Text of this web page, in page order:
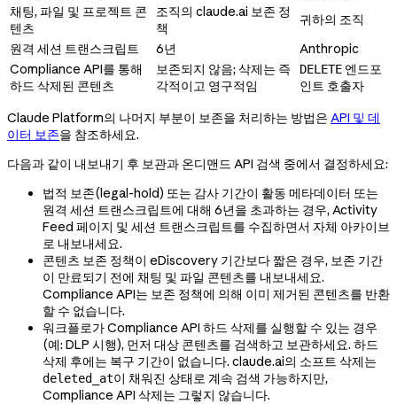
채팅, 파일 및 프로젝트 콘
텐츠
조직의 claude.ai 보존 정
책
귀하의 조직
원격 세션 트랜스크립트
6년
Anthropic
Compliance API를 통해
하드 삭제된 콘텐츠
보존되지 않음; 삭제는 즉
각적이고 영구적임
DELETE 엔드포
인트 호출자
Claude Platform의 나머지 부분이 보존을 처리하는 방법은 API 및 데
이터 보존을 참조하세요.
다음과 같이 내보내기 후 보관과 온디맨드 API 검색 중에서 결정하세요:
법적 보존(legal-hold) 또는 감사 기간이 활동 메타데이터 또는
원격 세션 트랜스크립트에 대해 6년을 초과하는 경우, Activity
Feed 페이지 및 세션 트랜스크립트를 수집하면서 자체 아카이브
로 내보내세요.
콘텐츠 보존 정책이 eDiscovery 기간보다 짧은 경우, 보존 기간
이 만료되기 전에 채팅 및 파일 콘텐츠를 내보내세요.
Compliance API는 보존 정책에 의해 이미 제거된 콘텐츠를 반환
할 수 없습니다.
워크플로가 Compliance API 하드 삭제를 실행할 수 있는 경우
(예: DLP 시행), 먼저 대상 콘텐츠를 검색하고 보관하세요. 하드
삭제 후에는 복구 기간이 없습니다. claude.ai의 소프트 삭제는
deleted_at이 채워진 상태로 계속 검색 가능하지만,
Compliance API 삭제는 그렇지 않습니다.